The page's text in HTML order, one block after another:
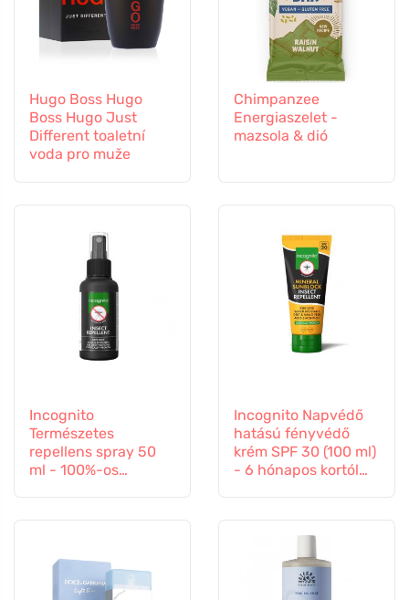
Hugo Boss Hugo
Boss Hugo Just
Different toaletní
voda pro muže
Chimpanzee
Energiaszelet -
mazsola & dió
Incognito
Természetes
repellens spray 50
ml - 100%-os
Incognito Napvédő
hatású fényvédő
krém SPF 30 (100 ml)
- 6 hónapos kortól